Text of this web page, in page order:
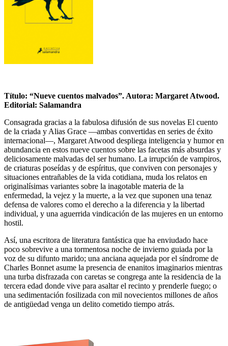
Título: “Nueve cuentos malvados”. Autora: Margaret Atwood.
Editorial: Salamandra
Consagrada gracias a la fabulosa difusión de sus novelas El cuento
de la criada y Alias Grace —ambas convertidas en series de éxito
internacional—, Margaret Atwood despliega inteligencia y humor en
abundancia en estos nueve cuentos sobre las facetas más absurdas y
deliciosamente malvadas del ser humano. La irrupción de vampiros,
de criaturas poseídas y de espíritus, que conviven con personajes y
situaciones entrañables de la vida cotidiana, muda los relatos en
originalísimas variantes sobre la inagotable materia de la
enfermedad, la vejez y la muerte, a la vez que suponen una tenaz
defensa de valores como el derecho a la diferencia y la libertad
individual, y una aguerrida vindicación de las mujeres en un entorno
hostil.
Así, una escritora de literatura fantástica que ha enviudado hace
poco sobrevive a una tormentosa noche de invierno guiada por la
voz de su difunto marido; una anciana aquejada por el síndrome de
Charles Bonnet asume la presencia de enanitos imaginarios mientras
una turba disfrazada con caretas se congrega ante la residencia de la
tercera edad donde vive para asaltar el recinto y prenderle fuego; o
una sedimentación fosilizada con mil novecientos millones de años
de antigüedad venga un delito cometido tiempo atrás.